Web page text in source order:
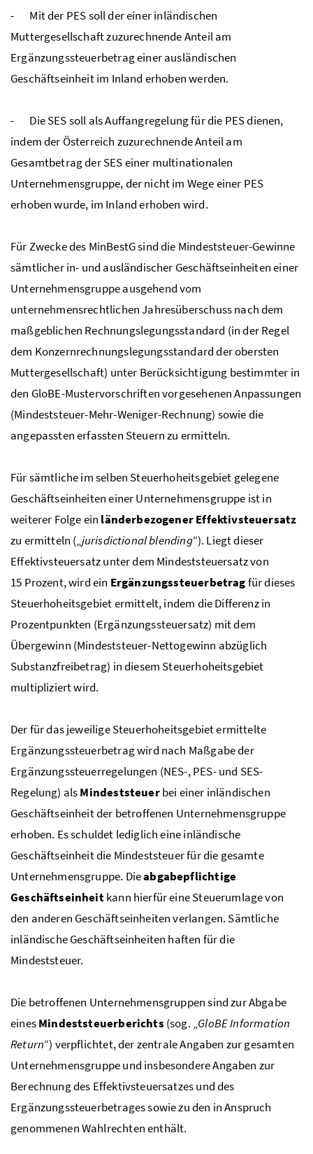
- Mit der PESsoll der einer inländischen
Muttergesellschaft zuzurechnende Anteil am
Ergänzungssteuerbetrag einer ausländischen
Geschäftseinheit im Inland erhoben werden.
- DieSESsoll als Auffangregelung für die PESdienen,
indem der Österreich zuzurechnende Anteil am
Gesamtbetrag derSESeiner multinationalen
Unternehmensgruppe, der nicht im Wege einer PES
erhoben wurde, im Inland erhoben wird.
Für Zwecke des MinBestGsind die Mindeststeuer-Gewinne
sämtlicher in- und ausländischer Geschäftseinheiten einer
Unternehmensgruppe ausgehend vom
unternehmensrechtlichen Jahresüberschuss nach dem
maßgeblichen Rechnungslegungsstandard (in der Regel
dem Konzernrechnungslegungsstandard der obersten
Muttergesellschaft) unter Berücksichtigung bestimmter in
den GloBE-Mustervorschriften vorgesehenen Anpassungen
(Mindeststeuer-Mehr-Weniger-Rechnung) sowie die
angepassten erfassten Steuern zu ermitteln.
Für sämtliche im selben Steuerhoheitsgebiet gelegene
Geschäftseinheiten einer Unternehmensgruppe ist in
weiterer Folge ein länderbezogener Effektivsteuersatz
zu ermitteln („jurisdictional blending“). Liegt dieser
Effektivsteuersatz unter dem Mindeststeuersatz von
15 Prozent, wird ein Ergänzungssteuerbetragfür dieses
Steuerhoheitsgebiet ermittelt, indem die Differenz in
Prozentpunkten (Ergänzungssteuersatz) mit dem
Übergewinn (Mindeststeuer-Nettogewinn abzüglich
Substanzfreibetrag) in diesem Steuerhoheitsgebiet
multipliziert wird.
Der für das jeweilige Steuerhoheitsgebiet ermittelte
Ergänzungssteuerbetrag wird nach Maßgabe der
Ergänzungssteuerregelungen (NES-,PES- und SES-
Regelung) alsMindeststeuerbei einer inländischen
Geschäftseinheit der betroffenen Unternehmensgruppe
erhoben. Es schuldet lediglich eine inländische
Geschäftseinheit die Mindeststeuer für die gesamte
Unternehmensgruppe. Dieabgabepflichtige
Geschäftseinheitkann hierfür eine Steuerumlage von
den anderen Geschäftseinheiten verlangen. Sämtliche
inländische Geschäftseinheiten haften für die
Mindeststeuer.
Die betroffenen Unternehmensgruppen sind zur Abgabe
einesMindeststeuerberichts (sog. „GloBEInformation
Return“) verpflichtet, der zentrale Angaben zur gesamten
Unternehmensgruppe und insbesondere Angaben zur
Berechnung des Effektivsteuersatzes und des
Ergänzungssteuerbetrages sowie zu den in Anspruch
genommenen Wahlrechten enthält.